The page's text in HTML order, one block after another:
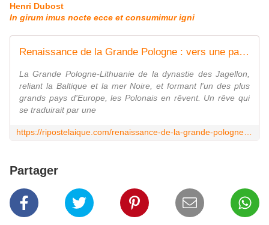
Henri Dubost
In girum imus nocte ecce et consumimur igni
Renaissance de la Grande Pologne : vers une partition de l'Ukraine ?
La Grande Pologne-Lithuanie de la dynastie des Jagellon,
reliant la Baltique et la mer Noire, et formant l'un des plus
grands pays d'Europe, les Polonais en rêvent. Un rêve qui
se traduirait par une
Partager